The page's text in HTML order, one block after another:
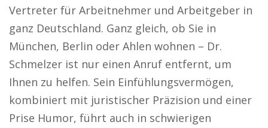
Vertreter für Arbeitnehmer und Arbeitgeber in
ganz Deutschland. Ganz gleich, ob Sie in
München, Berlin oder Ahlen wohnen – Dr.
Schmelzer ist nur einen Anruf entfernt, um
Ihnen zu helfen. Sein Einfühlungsvermögen,
kombiniert mit juristischer Präzision und einer
Prise Humor, führt auch in schwierigen